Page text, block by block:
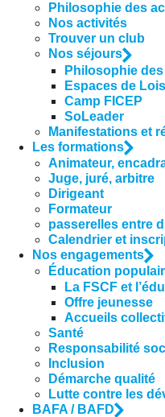
Philosophie des
Nos activités
Trouver un club
Nos séjours
Philosophie
Espaces de
Camp FICEP
SoLeader
Manifestations et
Les formations
Animateur,
Juge, juré, arbitre
Dirigeant
Formateur
passerelles entre
Calendrier et
Nos engagements
Éducation
La FSCF et
Offre jeunesse
Accueils
Santé
Responsabilité
Inclusion
Démarche qualité
Lutte contre les
BAFA / BAFD